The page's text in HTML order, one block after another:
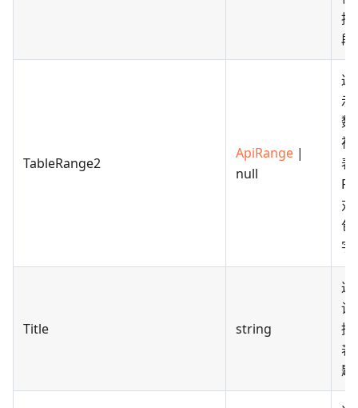
括
段
TableRange2
ApiRange |
null
返
示
数
视
表
对
包
字
Title string
返
设
据
表
题